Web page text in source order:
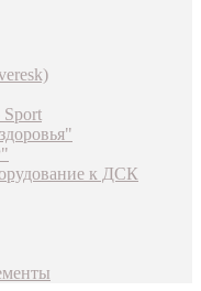
Sport
к ДСК